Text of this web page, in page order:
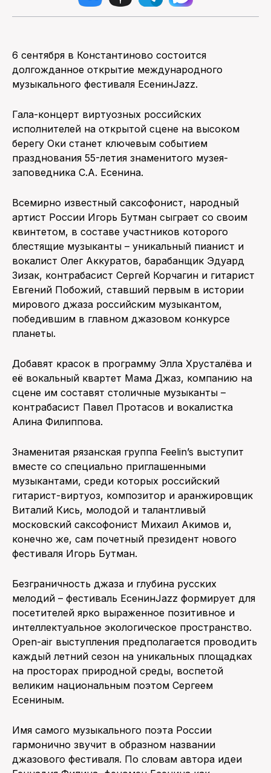
6 сентября в Константиново состоится
долгожданное открытие международного
музыкального фестиваля ЕсенинJazz.
Гала-концерт виртуозных российских
исполнителей на открытой сцене на высоком
берегу Оки станет ключевым событием
празднования 55-летия знаменитого музея-
заповедника С.А. Есенина.
Всемирно известный саксофонист, народный
артист России Игорь Бутман сыграет со своим
квинтетом, в составе участников которого
блестящие музыканты – уникальный пианист и
вокалист Олег Аккуратов, барабанщик Эдуард
Зизак, контрабасист Сергей Корчагин и гитарист
Евгений Побожий, ставший первым в истории
мирового джаза российским музыкантом,
победившим в главном джазовом конкурсе
планеты.
Добавят красок в программу Элла Хрусталёва и
её вокальный квартет Мама Джаз, компанию на
сцене им составят столичные музыканты –
контрабасист Павел Протасов и вокалистка
Алина Филиппова.
Знаменитая рязанская группа Feelin’s выступит
вместе со специально приглашенными
музыкантами, среди которых российский
гитарист-виртуоз, композитор и аранжировщик
Виталий Кись, молодой и талантливый
московский саксофонист Михаил Акимов и,
конечно же, сам почетный президент нового
фестиваля Игорь Бутман.
Безграничность джаза и глубина русских
мелодий – фестиваль ЕсенинJazz формирует для
посетителей ярко выраженное позитивное и
интеллектуальное экологическое пространство.
Оpen-air выступления предполагается проводить
каждый летний сезон на уникальных площадках
на просторах природной среды, воспетой
великим национальным поэтом Сергеем
Есениным.
Имя самого музыкального поэта России
гармонично звучит в образном названии
джазового фестиваля. По словам автора идеи